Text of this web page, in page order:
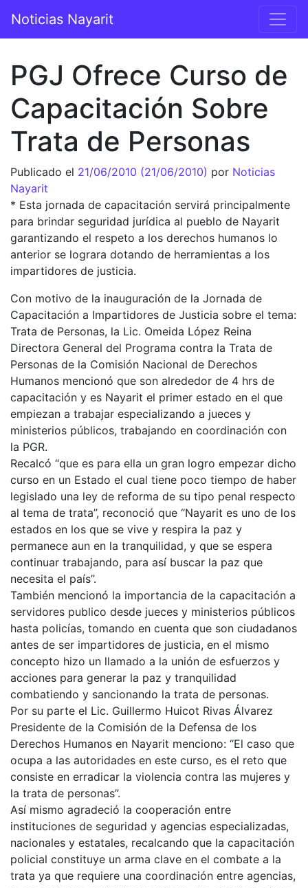
Navegación principal
Noticias Nayarit
PGJ Ofrece Curso de
Capacitación Sobre
Trata de Personas
Publicado el 21/06/2010 (21/06/2010) por Noticias
Nayarit
* Esta jornada de capacitación servirá principalmente
para brindar seguridad jurídica al pueblo de Nayarit
garantizando el respeto a los derechos humanos lo
anterior se lograra dotando de herramientas a los
impartidores de justicia.
Con motivo de la inauguración de la Jornada de
Capacitación a Impartidores de Justicia sobre el tema:
Trata de Personas, la Lic. Omeida López Reina
Directora General del Programa contra la Trata de
Personas de la Comisión Nacional de Derechos
Humanos mencionó que son alrededor de 4 hrs de
capacitación y es Nayarit el primer estado en el que
empiezan a trabajar especializando a jueces y
ministerios públicos, trabajando en coordinación con
la PGR.
Recalcó “que es para ella un gran logro empezar dicho
curso en un Estado el cual tiene poco tiempo de haber
legislado una ley de reforma de su tipo penal respecto
al tema de trata”, reconoció que “Nayarit es uno de los
estados en los que se vive y respira la paz y
permanece aun en la tranquilidad, y que se espera
continuar trabajando, para así buscar la paz que
necesita el país”.
También mencionó la importancia de la capacitación a
servidores publico desde jueces y ministerios públicos
hasta policías, tomando en cuenta que son ciudadanos
antes de ser impartidores de justicia, en el mismo
concepto hizo un llamado a la unión de esfuerzos y
acciones para generar la paz y tranquilidad
combatiendo y sancionando la trata de personas.
Por su parte el Lic. Guillermo Huicot Rivas Álvarez
Presidente de la Comisión de la Defensa de los
Derechos Humanos en Nayarit menciono: “El caso que
ocupa a las autoridades en este curso, es el reto que
consiste en erradicar la violencia contra las mujeres y
la trata de personas”.
Así mismo agradeció la cooperación entre
instituciones de seguridad y agencias especializadas,
nacionales y estatales, recalcando que la capacitación
policial constituye un arma clave en el combate a la
trata ya que requiere una coordinación entre agencias,